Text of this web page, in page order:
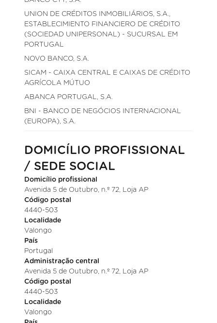
UNION DE CRÉDITOS INMOBILIÁRIOS, S.A.,
ESTABLECIMIENTO FINANCIERO DE CRÉDITO
(SOCIEDAD UNIPERSONAL) - SUCURSAL EM
PORTUGAL
NOVO BANCO, S.A.
SICAM - CAIXA CENTRAL E CAIXAS DE CRÉDITO
AGRÍCOLA MÚTUO
ABANCA PORTUGAL, S.A.
BNI - BANCO DE NEGÓCIOS INTERNACIONAL
(EUROPA), S.A.
DOMICÍLIO PROFISSIONAL
/ SEDE SOCIAL
Domicílio profissional
Avenida 5 de Outubro, n.º 72, Loja AP
Código postal
4440-503
Localidade
Valongo
País
Portugal
Administração central
Avenida 5 de Outubro, n.º 72, Loja AP
Código postal
4440-503
Localidade
Valongo